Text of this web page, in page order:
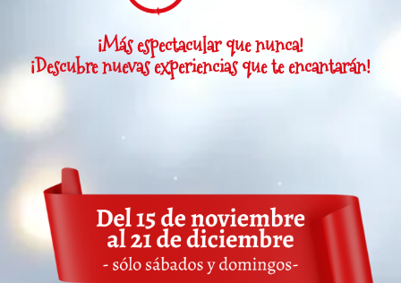
¡Más espectacular que nunca!
¡Descubre nuevas experiencias que te encantarán!